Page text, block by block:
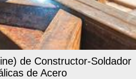
de Constructor-Soldador
de Acero